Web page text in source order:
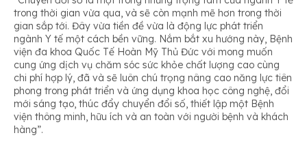
trong thời gian vừa qua, và sẽ còn mạnh mẽ hơn trong thời
gian sắp tới. Đây vừa tiền đề vừa là động lực phát triển
ngành Y tế một cách bền vững. Nắm bắt xu hướng này, Bệnh
viện đa khoa Quốc Tế Hoàn Mỹ Thủ Đức với mong muốn
cung ứng dịch vụ chăm sóc sức khỏe chất lượng cao cùng
chi phí hợp lý, đã và sẽ luôn chú trọng nâng cao năng lực tiên
phong trong phát triển và ứng dụng khoa học công nghệ, đổi
mới sáng tạo, thúc đẩy chuyển đổi số, thiết lập một Bệnh
viện thông minh, hữu ích và an toàn với người bệnh và khách
hàng”.